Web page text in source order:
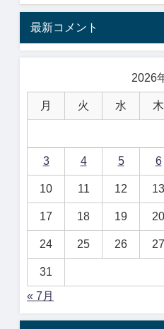
最新コメント
2026
月 火 水 木
3 4 5 6
10 11 12 13
17 18 19 20
24 25 26 27
31
« 7月